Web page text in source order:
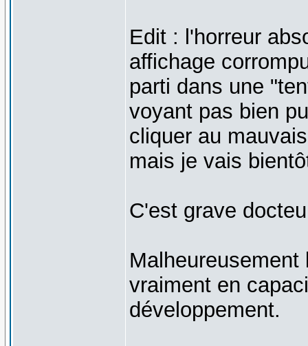
Edit : l'horreur
affichage
parti dans une
voyant pas bien
cliquer au
mais je vais
C'est grave
vraiment en
développement.